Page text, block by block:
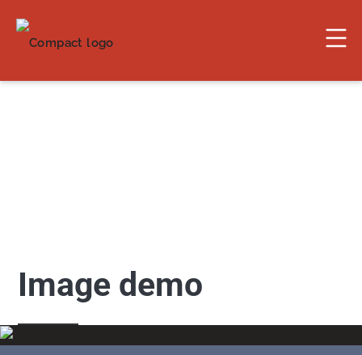
Image demo